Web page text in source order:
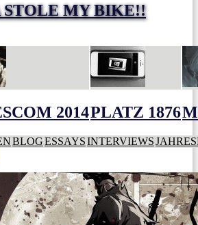
STOLE MY BIKE!!
2014PLATZ 1876
BLOGESSAYSINTERVIEWS